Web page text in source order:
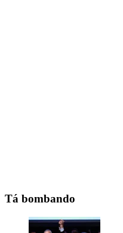
Tá bombando